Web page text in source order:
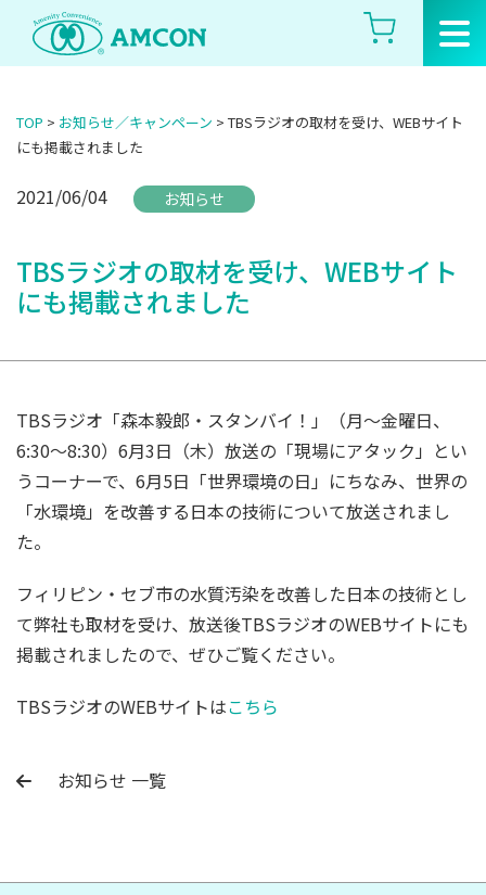
Skip
the
TOP > お知らせ／キャンペーン > TBSラジオの取材を受け、WEBサイト
にも掲載されました
2021/06/04 お知らせ
TBSラジオの取材を受け、WEBサイト
にも掲載されました
TBSラジオ「森本毅郎・スタンバイ！」（月～金曜日、
6:30～8:30）6月3日（木）放送の「現場にアタック」とい
うコーナーで、6月5日「世界環境の日」にちなみ、世界の
「水環境」を改善する日本の技術について放送されまし
た。
フィリピン・セブ市の水質汚染を改善した日本の技術とし
て弊社も取材を受け、放送後TBSラジオのWEBサイトにも
掲載されましたので、ぜひご覧ください。
TBSラジオのWEBサイトはこちら
お知らせ 一覧